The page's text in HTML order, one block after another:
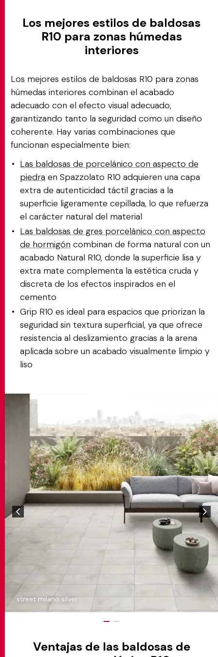
street milano silver
Los mejores estilos de baldosas
R10 para zonas húmedas
interiores
Los mejores estilos de baldosas R10 para zonas
húmedas interiores combinan el acabado
adecuado con el efecto visual adecuado,
garantizando tanto la seguridad como un diseño
coherente. Hay varias combinaciones que
funcionan especialmente bien:
Las baldosas de porcelánico con aspecto de
piedra en Spazzolato R10 adquieren una capa
extra de autenticidad táctil gracias a la
superficie ligeramente cepillada, lo que refuerza
el carácter natural del material
Las baldosas de gres porcelánico con aspecto
de hormigón combinan de forma natural con un
acabado Natural R10, donde la superficie lisa y
extra mate complementa la estética cruda y
discreta de los efectos inspirados en el
cemento
Grip R10 es ideal para espacios que priorizan la
seguridad sin textura superficial, ya que ofrece
resistencia al deslizamiento gracias a la arena
aplicada sobre un acabado visualmente limpio y
liso
Ventajas de las baldosas de